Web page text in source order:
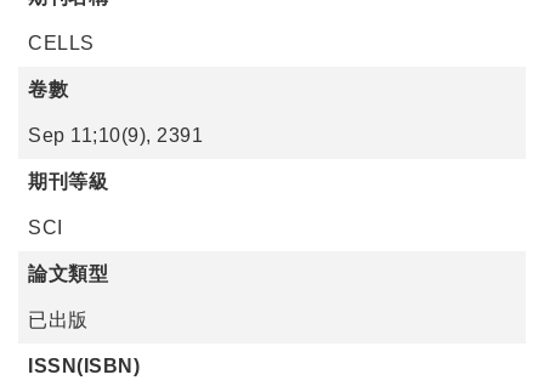
CELLS
卷數
Sep 11;10(9), 2391
期刊等級
SCI
論文類型
已出版
ISSN(ISBN)